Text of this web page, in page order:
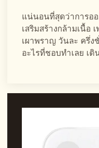
แน่นอนที่สุดว่าการอ
เสริมสร้างกล้ามเนื้อ
เผาพราญ วันละ ครึ่ง
อะไรที่ชอบทำเลย เดิ